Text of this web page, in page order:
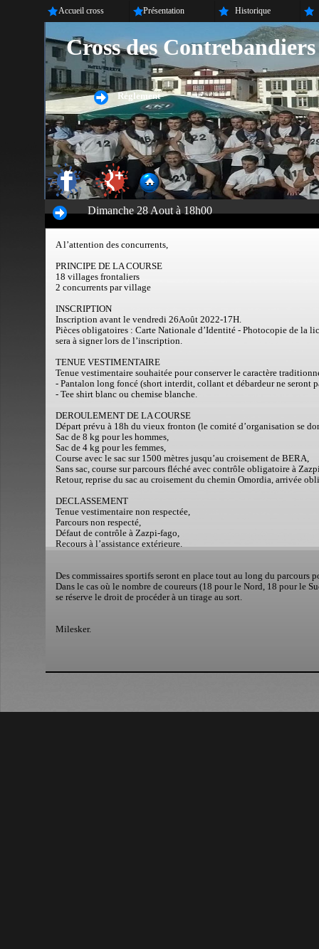
Dimanche 28 Aout à 18h00
Réglement
Cross des Contrebandiers
A l’attention des concurrents,
PRINCIPE DE LA COURSE
18 villages frontaliers
2 concurrents par village
INSCRIPTION
Inscription avant le vendredi 26Août 2022-17H.
Pièces obligatoires : Carte Nationale d’Identité - Photocopie de la
sera à signer lors de l’inscription.
TENUE VESTIMENTAIRE
Tenue vestimentaire souhaitée pour conserver le caractère
- Pantalon long foncé (short interdit, collant et débardeur ne seront
- Tee shirt blanc ou chemise blanche.
DEROULEMENT DE LA COURSE
Départ prévu à 18h du vieux fronton (le comité d’organisation se
Sac de 8 kg pour les hommes,
Sac de 4 kg pour les femmes,
Course avec le sac sur 1500 mètres jusqu’au croisement de BERA,
Sans sac, course sur parcours fléché avec contrôle obligatoire à
Retour, reprise du sac au croisement du chemin Omordia, arrivée
DECLASSEMENT
Tenue vestimentaire non respectée,
Parcours non respecté,
Défaut de contrôle à Zazpi-fago,
Recours à l’assistance extérieure.
Des commissaires sportifs seront en place tout au long du parcours
Dans le cas où le nombre de coureurs (18 pour le Nord, 18 pour le
se réserve le droit de procéder à un tirage au sort.
Milesker.
Accueil cross Présentation Historique